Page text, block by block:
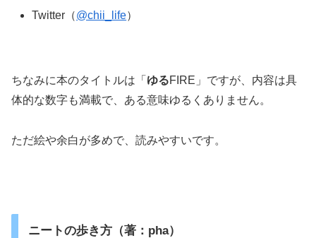
Twitter（@chii_life）
ちなみに本のタイトルは「 ゆるFIRE」ですが、内容は具
体的な数字も満載で、ある意味ゆるくありません。
ただ絵や余白が多めで、読みやすいです。
ニートの歩き方（著：pha）